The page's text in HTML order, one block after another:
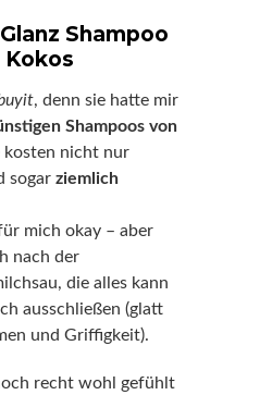
Shampoo
Kokos
, denn sie hatte mir
Shampoos von
kosten nicht nur
sogar ziemlich
mich okay – aber
nach der
die alles kann
ausschließen (glatt
und Griffigkeit).
recht wohl gefühlt